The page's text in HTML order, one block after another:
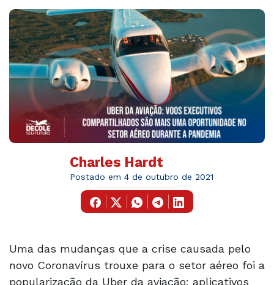
Charles Hardt
Postado em 4 de outubro de 2021
Uma das mudanças que a crise causada pelo
novo Coronavírus trouxe para o setor aéreo foi a
popularização da Uber da aviação: aplicativos